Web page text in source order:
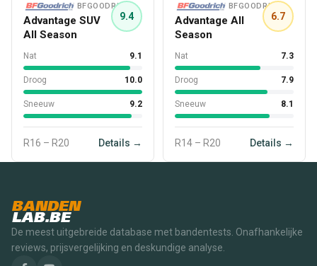
BFGOODRICH
Advantage SUV
All Season
9.4
Nat 9.1
Droog 10.0
Sneeuw 9.2
R16 – R20 Details →
BFGOODRICH
Advantage All
Season
6.7
Nat 7.3
Droog 7.9
Sneeuw 8.1
R14 – R20 Details →
BANDEN
LAB.BE
De meest uitgebreide database met bandentests. Onafhankelijke
reviews, prijsvergelijking en deskundige analyse.